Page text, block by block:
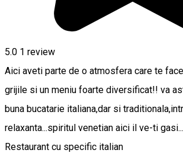
5.0 1 review
Aici aveti parte de o atmosfera care te
grijile si un meniu foarte diversificat!! va
buna bucatarie italiana,dar si
relaxanta...spiritul venetian aici il ve-ti
Restaurant cu specific italian